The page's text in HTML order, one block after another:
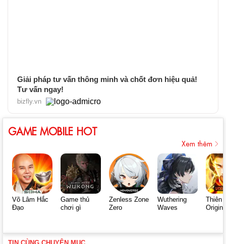
Giải pháp tư vấn thông minh và chốt đơn hiệu quả!
Tư vấn ngay!
bizfly.vn
GAME MOBILE HOT
Xem thêm
Võ Lâm Hắc
Đạo
Game thủ
chơi gì
Zenless Zone
Zero
Wuthering
Waves
Thiên
Origin